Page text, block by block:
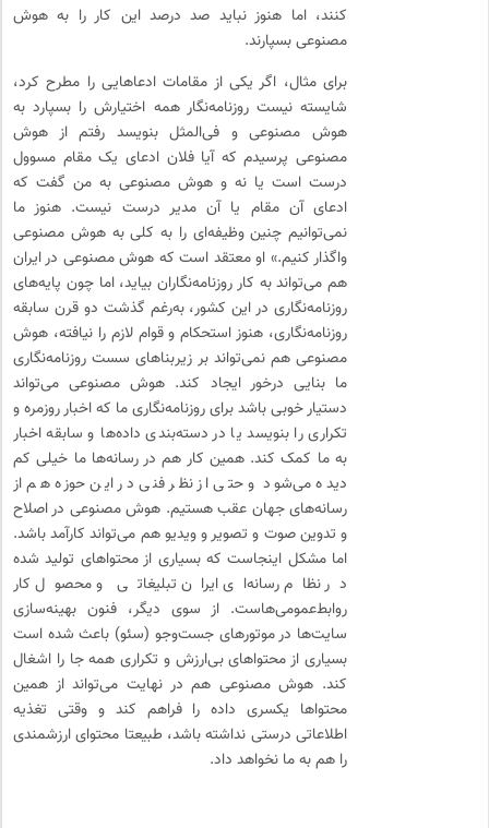
کنند، اما هنوز نباید صد درصد این کار را به هوش
مصنوعی بسپارند.
برای مثال، اگر یکی از مقامات ادعاهایی را مطرح کرد،
شایسته نیست روزنامه‌نگار همه اختیارش را بسپارد به
هوش مصنوعی و فی‌المثل بنویسد رفتم از هوش
مصنوعی پرسیدم که آیا فلان ادعای یک مقام مسوول
درست است یا نه و هوش مصنوعی به من گفت که
ادعای آن مقام یا آن مدیر درست نیست. هنوز ما
نمی‌توانیم چنین وظیفه‌ای را به ‌کلی به هوش مصنوعی
واگذار کنیم.» او معتقد است که هوش مصنوعی در ایران
هم می‌تواند به کار روزنامه‌نگاران بیاید، اما چون پایه‌های
روزنامه‌نگاری در این کشور، به‌رغم گذشت دو قرن سابقه
روزنامه‌نگاری، هنوز استحکام و قوام لازم را نیافته، هوش
مصنوعی هم نمی‌تواند بر زیربناهای سست روزنامه‌نگاری
ما بنایی درخور ایجاد کند. هوش مصنوعی می‌تواند
دستیار خوبی باشد برای روزنامه‌نگاری ما که اخبار روزمره و
تکراری را بنویسد یا در دسته‌بندی داده‌ها و سابقه اخبار
به ما کمک کند. همین کار هم در رسانه‌ها ما خیلی کم
دیده می‌شود و حتی از نظر فنی در این حوزه هم از
رسانه‌های جهان عقب هستیم. هوش مصنوعی در اصلاح
و تدوین صوت و تصویر و ویدیو هم می‌تواند کارآمد باشد.
اما مشکل اینجاست که بسیاری از محتواهای تولید شده
در نظام رسانه‌ای ایران تبلیغاتی و محصول کار
روابط‌عمومی‌هاست. از سوی دیگر، فنون بهینه‌سازی
سایت‌ها در موتورهای جست‌وجو (سئو) باعث شده است
بسیاری از محتواهای بی‌ارزش و تکراری همه ‌جا را اشغال
کند. هوش مصنوعی هم در نهایت می‌تواند از همین
محتواها یکسری داده را فراهم کند و وقتی تغذیه
اطلاعاتی درستی نداشته باشد، طبیعتا محتوای ارزشمندی
را هم به ما نخواهد داد.